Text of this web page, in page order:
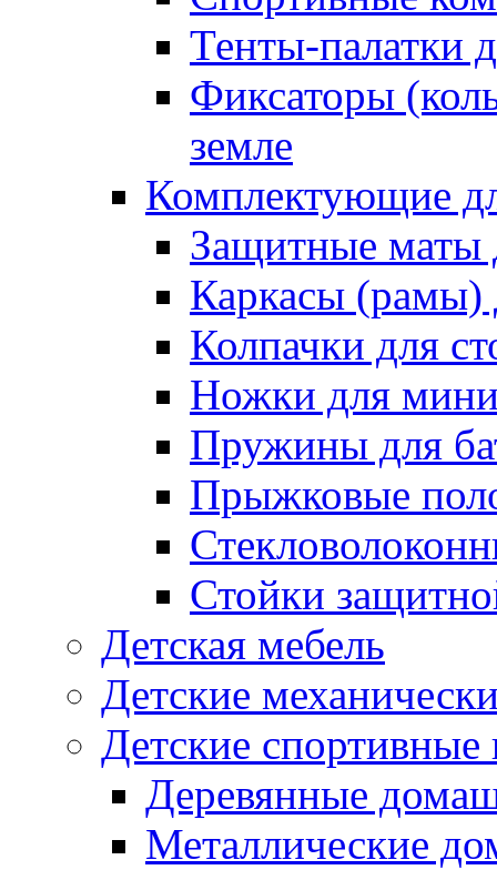
Тенты-палатки
Фиксаторы
земле
Комплектующие
Защитные маты
Каркасы (рамы)
Колпачки для
Ножки для
Пружины для
Прыжковые
Стойки
Детская мебель
Детские
Детские
Деревянные
Металлические